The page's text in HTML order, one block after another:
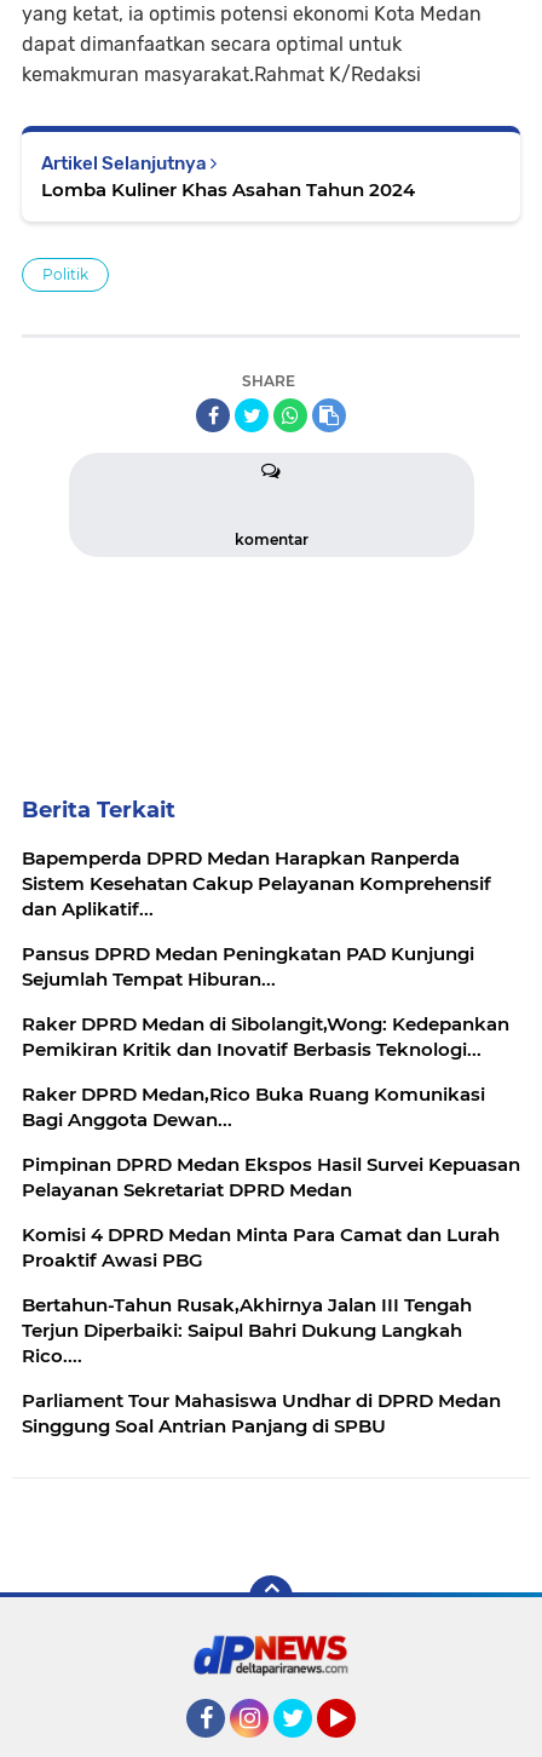
yang ketat, ia optimis potensi ekonomi Kota Medan
dapat dimanfaatkan secara optimal untuk
kemakmuran masyarakat.Rahmat K/Redaksi
Artikel Selanjutnya
Lomba Kuliner Khas Asahan Tahun 2024
Politik
SHARE
komentar
Berita Terkait
Bapemperda DPRD Medan Harapkan Ranperda
Sistem Kesehatan Cakup Pelayanan Komprehensif
dan Aplikatif...
Pansus DPRD Medan Peningkatan PAD Kunjungi
Sejumlah Tempat Hiburan...
Raker DPRD Medan di Sibolangit,Wong: Kedepankan
Pemikiran Kritik dan Inovatif Berbasis Teknologi...
Raker DPRD Medan,Rico Buka Ruang Komunikasi
Bagi Anggota Dewan...
Pimpinan DPRD Medan Ekspos Hasil Survei Kepuasan
Pelayanan Sekretariat DPRD Medan
Komisi 4 DPRD Medan Minta Para Camat dan Lurah
Proaktif Awasi PBG
Bertahun-Tahun Rusak,Akhirnya Jalan III Tengah
Terjun Diperbaiki: Saipul Bahri Dukung Langkah
Rico....
Parliament Tour Mahasiswa Undhar di DPRD Medan
Singgung Soal Antrian Panjang di SPBU